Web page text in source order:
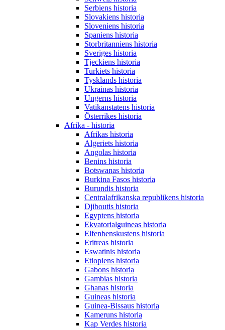
Serbiens historia
Slovakiens historia
Sloveniens historia
Spaniens historia
Storbritanniens historia
Sveriges historia
Tjeckiens historia
Turkiets historia
Tysklands historia
Ukrainas historia
Ungerns historia
Vatikanstatens historia
Österrikes historia
Afrika - historia
Afrikas historia
Algeriets historia
Angolas historia
Benins historia
Botswanas historia
Burkina Fasos historia
Burundis historia
Centralafrikanska republikens historia
Djiboutis historia
Egyptens historia
Ekvatorialguineas historia
Elfenbenskustens historia
Eritreas historia
Eswatinis historia
Etiopiens historia
Gabons historia
Gambias historia
Ghanas historia
Guineas historia
Guinea-Bissaus historia
Kameruns historia
Kap Verdes historia